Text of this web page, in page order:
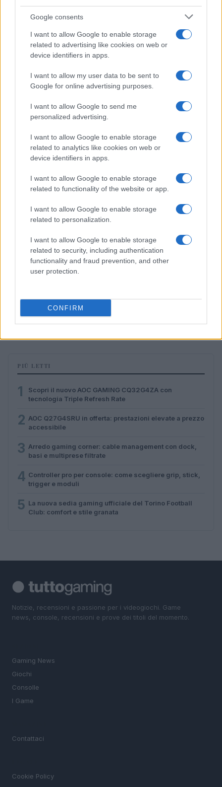
Google consents
I want to allow Google to enable storage
related to advertising like cookies on web or
device identifiers in apps.
I want to allow my user data to be sent to
Google for online advertising purposes.
I want to allow Google to send me
personalized advertising.
I want to allow Google to enable storage
related to analytics like cookies on web or
device identifiers in apps.
I want to allow Google to enable storage
related to functionality of the website or app.
I want to allow Google to enable storage
related to personalization.
I want to allow Google to enable storage
related to security, including authentication
functionality and fraud prevention, and other
user protection.
CONFIRM
AOC Q27G4SRU in offerta: prestazioni elevate a
prezzo accessibile
Andrea Conforti · 6 Ago 2026
Arredo gaming corner: cable management con dock,
basi e multiprese filtrate
Andrea Conforti · 6 Ago 2026
PIÙ LETTI
1
Scopri il nuovo AOC GAMING CQ32G4ZA con
tecnologia Triple Refresh Rate
2 AOC Q27G4SRU in offerta: prestazioni elevate a prezzo
accessibile
3 Arredo gaming corner: cable management con dock,
basi e multiprese filtrate
4 Controller pro per console: come scegliere grip, stick,
trigger e moduli
5 La nuova sedia gaming ufficiale del Torino Football
Club: comfort e stile granata
Notizie, recensioni e passione per i videogiochi. Game
news, console, recensioni e prove dei titoli del momento.
Gaming News
Giochi
Consolle
I Game
Contattaci
Cookie Policy